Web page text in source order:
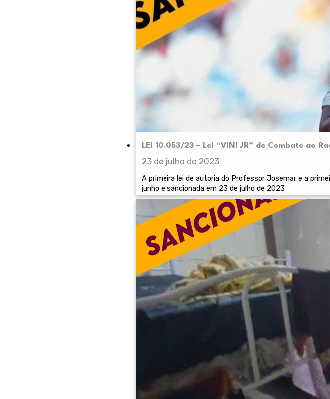
LEI 10.053/23 – Lei “VINI JR” de Combate ao
23 de julho de 2023
A primeira lei de autoria do Professor Josemar e a
junho e sancionada em 23 de julho de 2023